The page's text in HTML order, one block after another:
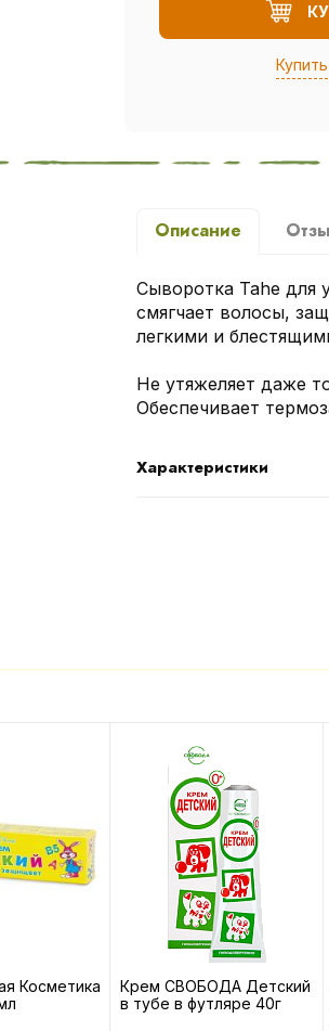
Описание
Сыворотка Tahe для
смягчает волосы,
легкими и
Не утяжеляет даже
Обеспечивает
Характеристики
Косметика
Крем СВОБОДА Детский
в тубе в футляре 40г